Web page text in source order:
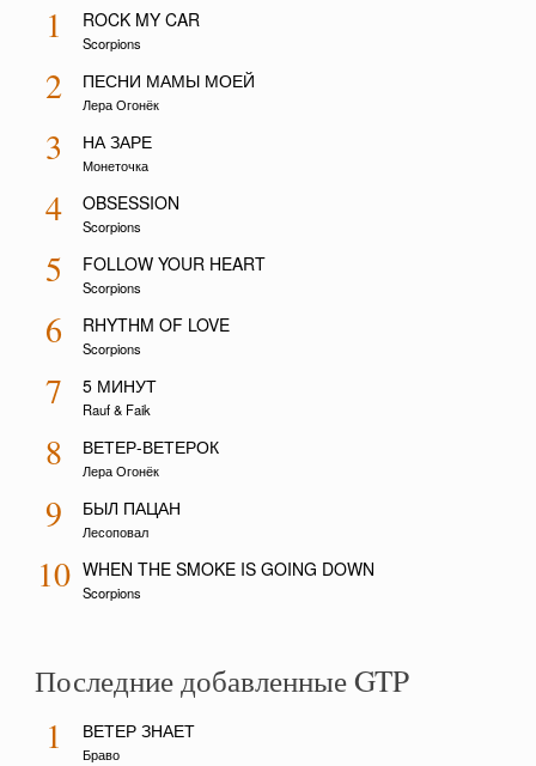
1 ROCK MY CAR
Scorpions
2 ПЕСНИ МАМЫ МОЕЙ
Лера Огонёк
3 НА ЗАРЕ
Монеточка
4 OBSESSION
Scorpions
5 FOLLOW YOUR HEART
Scorpions
6 RHYTHM OF LOVE
Scorpions
7 5 МИНУТ
Rauf & Faik
8 ВЕТЕР-ВЕТЕРОК
Лера Огонёк
9 БЫЛ ПАЦАН
Лесоповал
10 WHEN THE SMOKE IS GOING DOWN
Scorpions
Последние добавленные GTP
1 ВЕТЕР ЗНАЕТ
Браво